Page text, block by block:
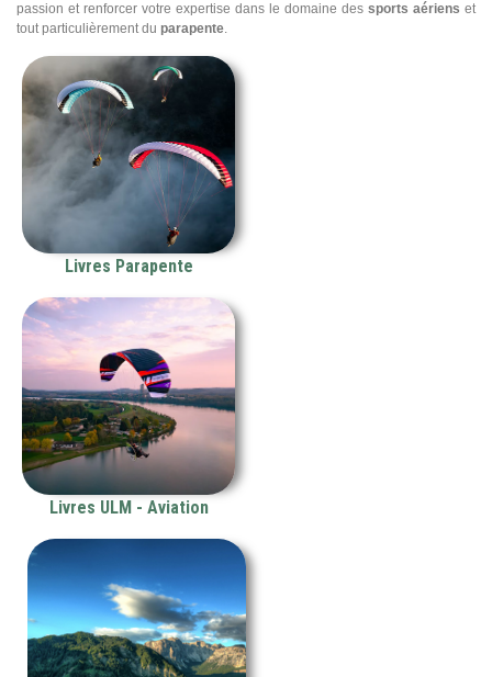
passion et renforcer votre expertise dans le domaine des sports aériens et
tout particulièrement du parapente.
Livres Parapente
Livres ULM - Aviation